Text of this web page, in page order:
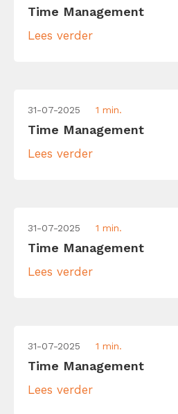
Time Management
Lees verder
31-07-2025 1 min.
Time Management
Lees verder
31-07-2025 1 min.
Time Management
Lees verder
31-07-2025 1 min.
Time Management
Lees verder